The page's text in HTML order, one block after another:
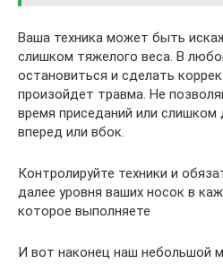
Ваша техника может быть
слишком тяжелого веса. В
остановиться и сделать
произойдет травма. Не
время приседаний или
вперед или вбок.
Контролируйте техники и
далее уровня ваших носок в
которое выполняете
И вот наконец наш небольшой